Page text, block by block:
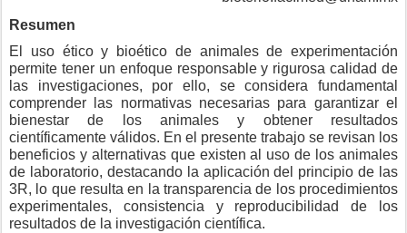
Resumen
El uso ético y bioético de animales de experimentación
permite tener un enfoque responsable y rigurosa calidad de
las investigaciones, por ello, se considera fundamental
comprender las normativas necesarias para garantizar el
bienestar de los animales y obtener resultados
científicamente válidos. En el presente trabajo se revisan los
beneficios y alternativas que existen al uso de los animales
de laboratorio, destacando la aplicación del principio de las
3R, lo que resulta en la transparencia de los procedimientos
experimentales, consistencia y reproducibilidad de los
resultados de la investigación científica.